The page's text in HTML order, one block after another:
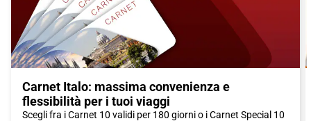
Carnet Italo: massima convenienza e
flessibilità per i tuoi viaggi
Scegli fra i Carnet 10 validi per 180 giorni o i Carnet Special 10